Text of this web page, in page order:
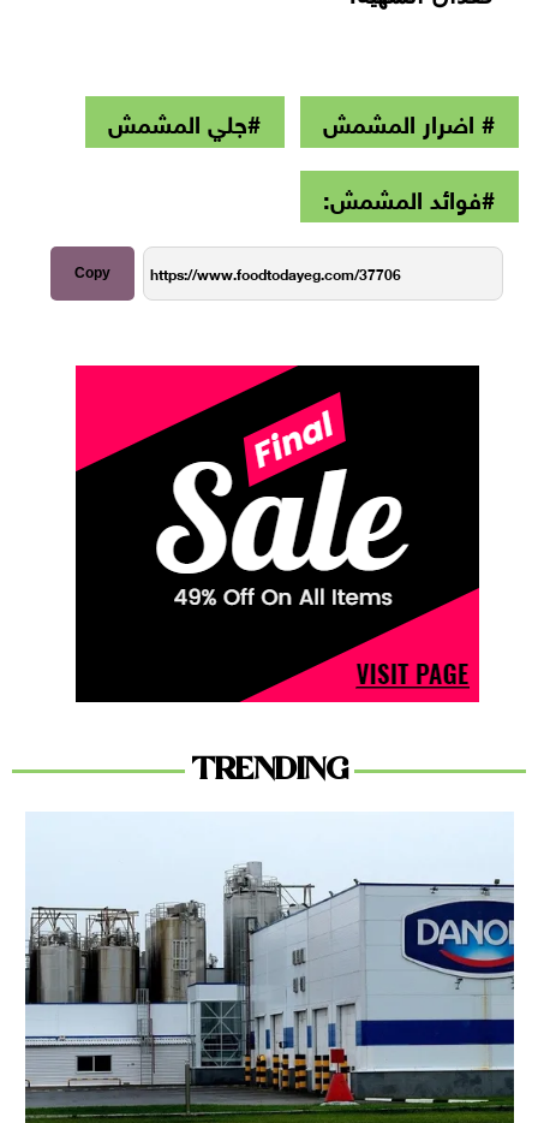
# اضرار المشمش
#جلي المشمش
#فوائد المشمش:
Copy
TRENDING